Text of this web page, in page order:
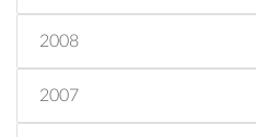
2008
2007